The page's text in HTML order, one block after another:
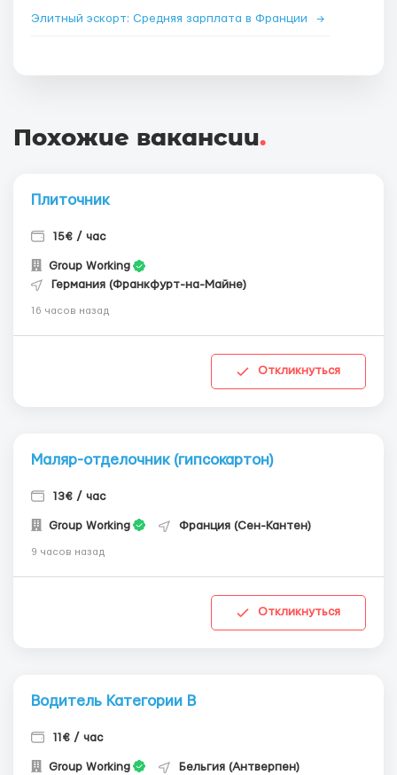
Элитный эскорт: Средняя зарплата в Франции →
Похожие вакансии.
Плиточник
15€ / час
Group Working
Германия (Франкфурт-на-Майне)
16 часов назад
Откликнуться
Маляр-отделочник (гипсокартон)
13€ / час
Group Working Франция (Сен-Кантен)
9 часов назад
Откликнуться
Водитель Категории В
11€ / час
Group Working Бельгия (Антверпен)